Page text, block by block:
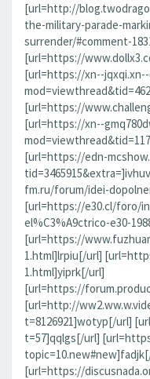
[url=http://
the-military-parade-
surrender/#comment-
[url=https://
[url=https://xn--
[url=https://
[url=https://xn--
[url=https://edn-
fm.ru/forum/idei-
[url=https://e30.cl/foro/
el%C3%A9ctrico-e30-
[url=https://
1.html]lrpiu[/url]
1.html]yiprk[/url]
[url=https://
[url=http://
t=8126921]wotyp[/url]
t=57]qqlgs[/url]
[url=https://